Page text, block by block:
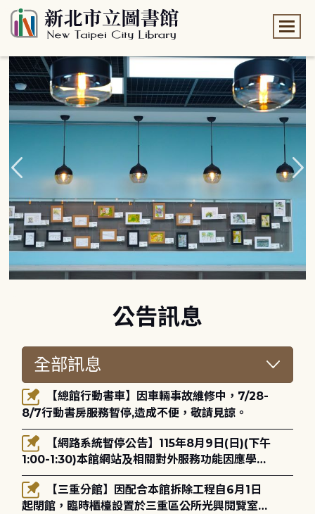
公告訊息
8/7行動書房服務暫停,造成不便，敬請見諒。
1:00-1:30)本館網站及相關對外服務功能因應學術
網路升級更新將暫停服務。
起閉館，臨時櫃檯設置於三重區公所光興閱覽室，